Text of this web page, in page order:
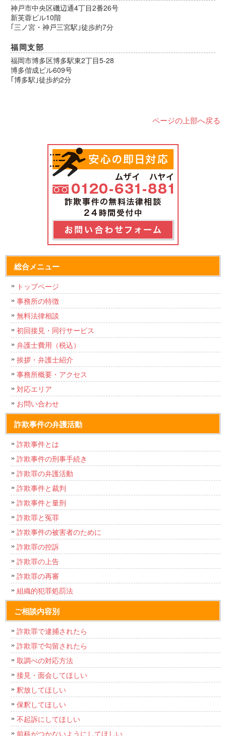
神戸市中央区磯辺通4丁目2番26号
新芙蓉ビル10階
｢三ノ宮・神戸三宮駅｣徒歩約7分
福岡支部
福岡市博多区博多駅東2丁目5-28
博多偕成ビル609号
｢博多駅｣徒歩約2分
ページの上部へ戻る
総合メニュー
トップページ
事務所の特徴
無料法律相談
初回接見・同行サービス
弁護士費用（税込）
挨拶・弁護士紹介
事務所概要・アクセス
対応エリア
お問い合わせ
詐欺事件の弁護活動
詐欺事件とは
詐欺事件の刑事手続き
詐欺罪の弁護活動
詐欺事件と裁判
詐欺事件と量刑
詐欺罪と冤罪
詐欺事件の被害者のために
詐欺罪の控訴
詐欺罪の上告
詐欺罪の再審
組織的犯罪処罰法
ご相談内容別
詐欺罪で逮捕されたら
詐欺罪で勾留されたら
取調べの対応方法
接見・面会してほしい
釈放してほしい
保釈してほしい
不起訴にしてほしい
前科がつかないようにしてほしい